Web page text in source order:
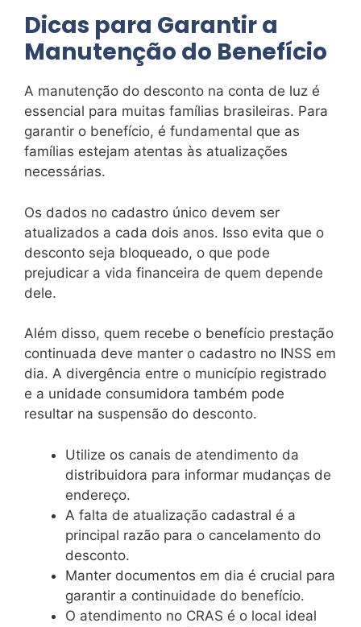
Dicas para Garantir a
Manutenção do Benefício
A manutenção do desconto na conta de luz é
essencial para muitas famílias brasileiras. Para
garantir o benefício, é fundamental que as
famílias estejam atentas às atualizações
necessárias.
Os dados no cadastro único devem ser
atualizados a cada dois anos. Isso evita que o
desconto seja bloqueado, o que pode
prejudicar a vida financeira de quem depende
dele.
Além disso, quem recebe o benefício prestação
continuada deve manter o cadastro no INSS em
dia. A divergência entre o município registrado
e a unidade consumidora também pode
resultar na suspensão do desconto.
Utilize os canais de atendimento da
distribuidora para informar mudanças de
endereço.
A falta de atualização cadastral é a
principal razão para o cancelamento do
desconto.
Manter documentos em dia é crucial para
garantir a continuidade do benefício.
O atendimento no CRAS é o local ideal